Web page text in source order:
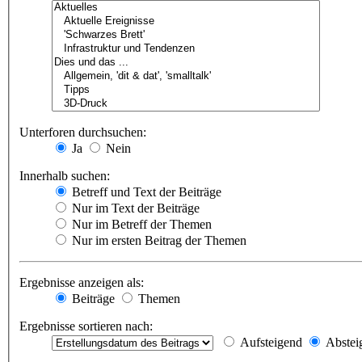
Unterforen durchsuchen:
Ja
Nein
Innerhalb suchen:
Betreff und Text der Beiträge
Nur im Text der Beiträge
Nur im Betreff der Themen
Nur im ersten Beitrag der Themen
Ergebnisse anzeigen als:
Beiträge
Themen
Ergebnisse sortieren nach:
Aufsteigend